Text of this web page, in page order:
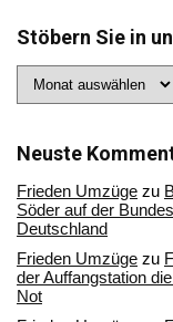
Stöbern Sie in
Sie
Archiv
Neuste
Frieden Umzüge zu
Söder auf der
Deutschland
Frieden Umzüge zu
der Auffangstation
Not